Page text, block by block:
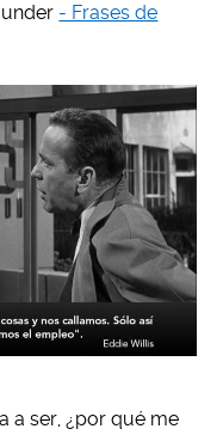
under - Frases de
a ser, ¿por qué me